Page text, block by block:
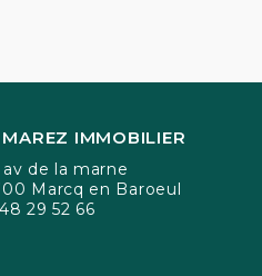
MAREZ IMMOBILIER
av de la marne
Marcq en Baroeul
29 52 66